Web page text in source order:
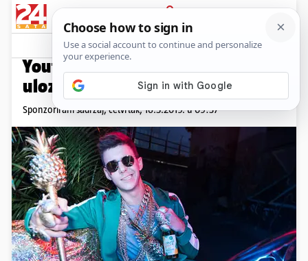
PRIJAVA
Promo sadržaj
Youtuberska zvijezda u novoj
ulozi: Lay Z prirodan do bola
Sponzorirani sadržaj,četvrtak, 16.5.2019. u 09:37